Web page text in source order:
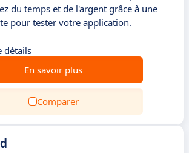
du temps et de l'argent grâce à une
pour tester votre application.
détails
En savoir plus
Comparer